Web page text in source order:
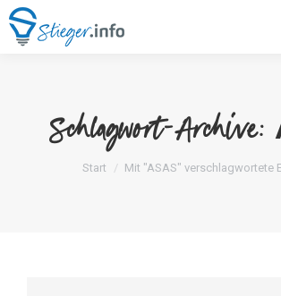
Schlagwort-Archive:
Sie befinden sich hier:
Start Mit "ASAS" verschlagwortete